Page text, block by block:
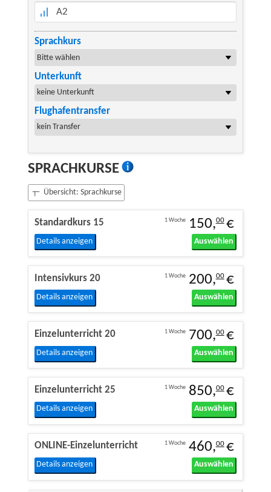
A2
Sprachkurs
Unterkunft
Flughafentransfer
SPRACHKURSE
Übersicht: Sprachkurse
Standardkurs 15 1 Woche 150,00 €
Details anzeigen Auswählen
Intensivkurs 20 1 Woche 200,00 €
Details anzeigen Auswählen
Einzelunterricht 20 1 Woche 700,00 €
Details anzeigen Auswählen
Einzelunterricht 25 1 Woche 850,00 €
Details anzeigen Auswählen
ONLINE-Einzelunterricht 1 Woche 460,00 €
Details anzeigen Auswählen